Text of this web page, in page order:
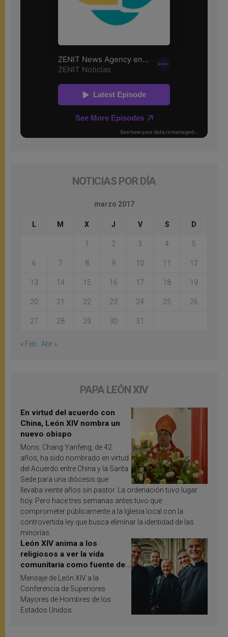
NOTICIAS POR DÍA
marzo 2017
L M X J V S D
1 2 3 4 5
6 7 8 9 10 11 12
13 14 15 16 17 18 19
20 21 22 23 24 25 26
27 28 29 30 31
« Feb Abr »
PAPA LEÓN XIV
En virtud del acuerdo con
China, León XIV nombra un
nuevo obispo
Mons. Chang Yanfeng, de 42
años, ha sido nombrado en virtud
del Acuerdo entre China y la Santa
Sede para una diócesis que
llevaba veinte años sin pastor. La ordenación tuvo lugar
hoy. Pero hace tres semanas antes tuvo que
comprometer públicamente a la Iglesia local con la
controvertida ley que busca eliminar la identidad de las
minorías.
León XIV anima a los
religiosos a ver la vida
comunitaria como fuente de
inspiración y santificación
Mensaje de León XIV a la
Conferencia de Superiores
Mayores de Hombres de los
Estados Unidos